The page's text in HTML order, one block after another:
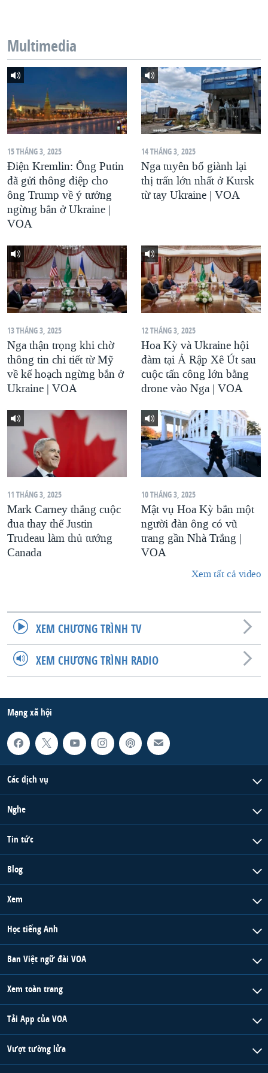
Multimedia
15 THÁNG 3, 2025
Điện Kremlin: Ông Putin
đã gửi thông điệp cho
ông Trump về ý tưởng
ngừng bắn ở Ukraine |
VOA
14 THÁNG 3, 2025
Nga tuyên bố giành lại
thị trấn lớn nhất ở Kursk
từ tay Ukraine | VOA
13 THÁNG 3, 2025
Nga thận trọng khi chờ
thông tin chi tiết từ Mỹ
về kế hoạch ngừng bắn ở
Ukraine | VOA
12 THÁNG 3, 2025
Hoa Kỳ và Ukraine hội
đàm tại Ả Rập Xê Út sau
cuộc tấn công lớn bằng
drone vào Nga | VOA
11 THÁNG 3, 2025
Mark Carney thắng cuộc
đua thay thế Justin
Trudeau làm thủ tướng
Canada
10 THÁNG 3, 2025
Mật vụ Hoa Kỳ bắn một
người đàn ông có vũ
trang gần Nhà Trắng |
VOA
Xem tất cả video
XEM CHƯƠNG TRÌNH TV
XEM CHƯƠNG TRÌNH RADIO
Mạng xã hội
Các dịch vụ
Nghe
Tin tức
Blog
Xem
Học tiếng Anh
Ban Việt ngữ đài VOA
Xem toàn trang
Tải App của VOA
Vượt tường lửa